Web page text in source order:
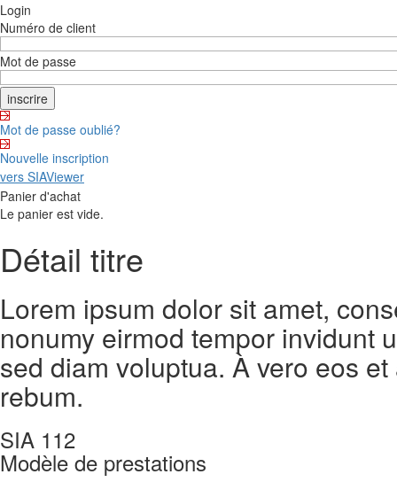
Login
Numéro de client
Mot de passe
Mot de passe oublié?
Nouvelle inscription
vers SIAViewer
Panier d'achat
Le panier est vide.
Détail titre
Lorem ipsum dolor sit amet,
nonumy eirmod tempor invidunt
sed diam voluptua. À vero eos
rebum.
SIA 112
Modèle de prestations